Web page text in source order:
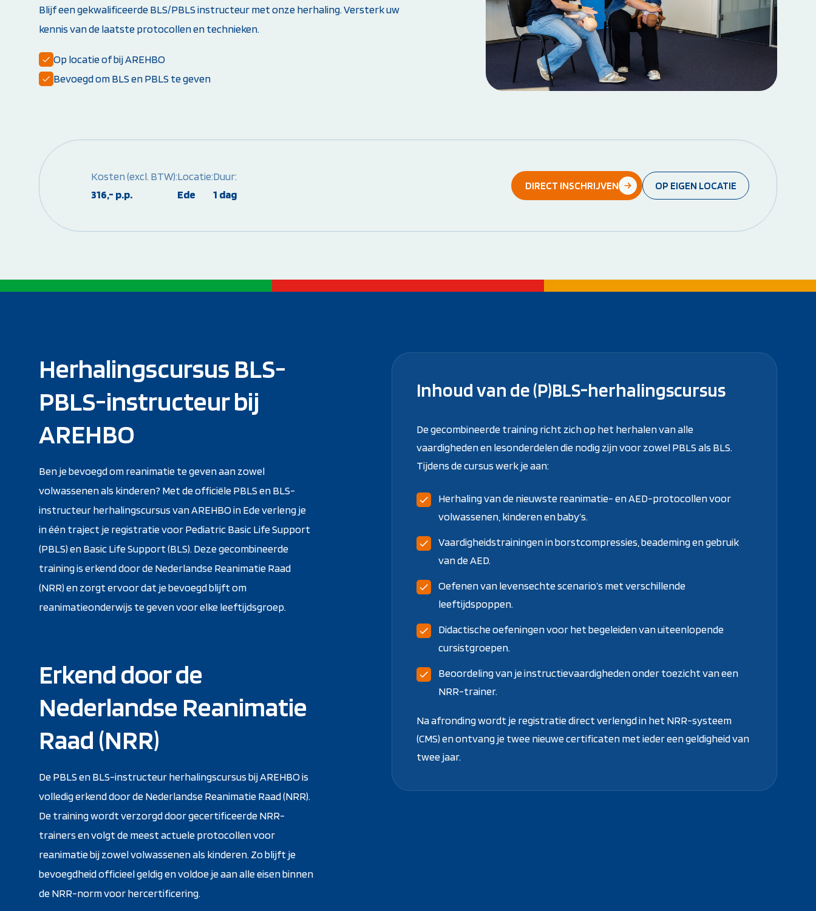
Opleiding PBLS-instructeur (NRR)
Herhalingscursus PBLS- en BLS-instructeur
Blijf een gekwalificeerde BLS/PBLS instructeur met onze herhaling. Versterk uw
kennis van de laatste protocollen en technieken.
Op locatie of bij AREHBO
Bevoegd om BLS en PBLS te geven
Kosten (excl. BTW):
316,- p.p.
Locatie:
Ede
Duur:
1 dag
DIRECT INSCHRIJVEN OP EIGEN LOCATIE
Herhalingscursus BLS-
PBLS-instructeur bij
AREHBO
Ben je bevoegd om reanimatie te geven aan zowel
volwassenen als kinderen? Met de officiële PBLS en BLS-
instructeur herhalingscursus van AREHBO in Ede verleng je
in één traject je registratie voor Pediatric Basic Life Support
(PBLS) en Basic Life Support (BLS). Deze gecombineerde
training is erkend door de Nederlandse Reanimatie Raad
(NRR) en zorgt ervoor dat je bevoegd blijft om
reanimatieonderwijs te geven voor elke leeftijdsgroep.
Erkend door de
Nederlandse Reanimatie
Raad (NRR)
De PBLS en BLS-instructeur herhalingscursus bij AREHBO is
volledig erkend door de Nederlandse Reanimatie Raad (NRR).
De training wordt verzorgd door gecertificeerde NRR-
trainers en volgt de meest actuele protocollen voor
reanimatie bij zowel volwassenen als kinderen. Zo blijft je
bevoegdheid officieel geldig en voldoe je aan alle eisen binnen
de NRR-norm voor hercertificering.
Inhoud van de (P)BLS-herhalingscursus
De gecombineerde training richt zich op het herhalen van alle
vaardigheden en lesonderdelen die nodig zijn voor zowel PBLS als BLS.
Tijdens de cursus werk je aan:
Herhaling van de nieuwste reanimatie- en AED-protocollen voor
volwassenen, kinderen en baby’s.
Vaardigheidstrainingen in borstcompressies, beademing en gebruik
van de AED.
Oefenen van levensechte scenario’s met verschillende
leeftijdspoppen.
Didactische oefeningen voor het begeleiden van uiteenlopende
cursistgroepen.
Beoordeling van je instructievaardigheden onder toezicht van een
NRR-trainer.
Na afronding wordt je registratie direct verlengd in het NRR-systeem
(CMS) en ontvang je twee nieuwe certificaten met ieder een geldigheid van
twee jaar.